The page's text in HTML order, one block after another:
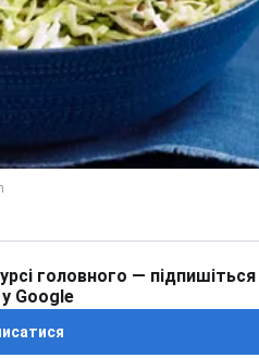
головного — підпишіться
Google